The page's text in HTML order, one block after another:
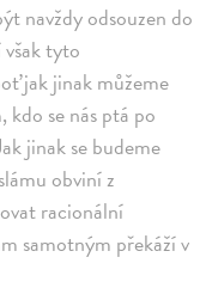
navždy odsouzen do
tyto
jak jinak můžeme
se nás ptá po
jinak se budeme
obviní z
racionální
samotným překáží v